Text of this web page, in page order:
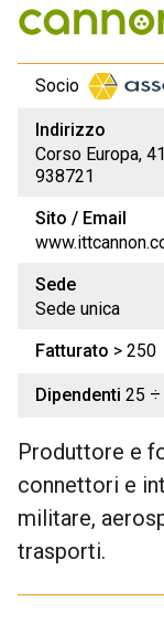
Socio
Indirizzo
Corso Europa,
938721
Sito / Email
Sede
Sede unica
Fatturato > 250
Dipendenti 25 ÷
Produttore e
connettori e
militare,
trasporti.